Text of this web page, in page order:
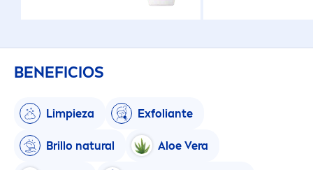
BENEFICIOS
Limpieza Exfoliante
Brillo natural Aloe Vera